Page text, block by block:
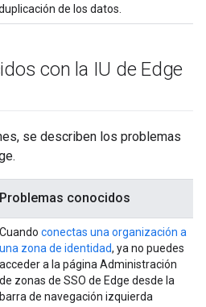
de los datos.
con la IU de Edge
se describen los problemas
Problemas conocidos
Cuando conectas una organización a
una zona de identidad, ya no puedes
acceder a la página Administración
de zonas de SSO de Edge desde la
barra de navegación izquierda